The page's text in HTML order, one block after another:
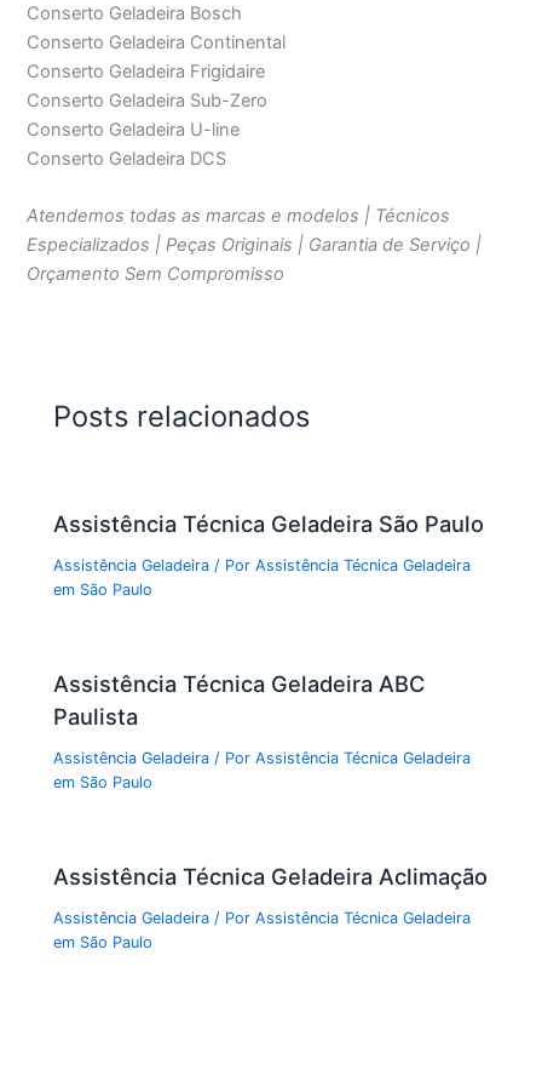
Conserto Geladeira Bosch
Conserto Geladeira Continental
Conserto Geladeira Frigidaire
Conserto Geladeira Sub-Zero
Conserto Geladeira U-line
Conserto Geladeira DCS
Atendemos todas as marcas e modelos | Técnicos
Especializados | Peças Originais | Garantia de Serviço |
Orçamento Sem Compromisso
Posts relacionados
Assistência Técnica Geladeira São Paulo
Assistência Geladeira / PorAssistência Técnica Geladeira
em São Paulo
Assistência Técnica Geladeira ABC
Paulista
Assistência Geladeira / PorAssistência Técnica Geladeira
em São Paulo
Assistência Técnica Geladeira Aclimação
Assistência Geladeira / PorAssistência Técnica Geladeira
em São Paulo